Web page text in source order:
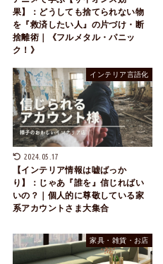
果】：どうしても捨てられない物
を『救済したい人』の片づけ・断
捨離術｜《フルメタル・パニッ
ク！》
インテリア言語化
2024.05.17
【インテリア情報は嘘ばっか
り】：じゃあ『誰を』信じればい
いの？｜個人的に尊敬している家
系アカウントさま大集合
家具・雑貨・お店